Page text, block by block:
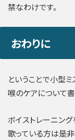
禁なわけです。
おわりに
ということで小型
喉のケアについて
ボイストレーニン
歌っている方は是非